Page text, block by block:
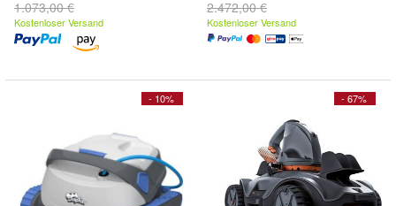
1.073,00 €
Kostenloser Versand
2.472,00 €
Kostenloser Versand
- 10% - 67%